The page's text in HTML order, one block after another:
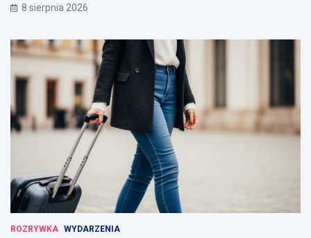
8 sierpnia 2026
ROZRYWKA WYDARZENIA